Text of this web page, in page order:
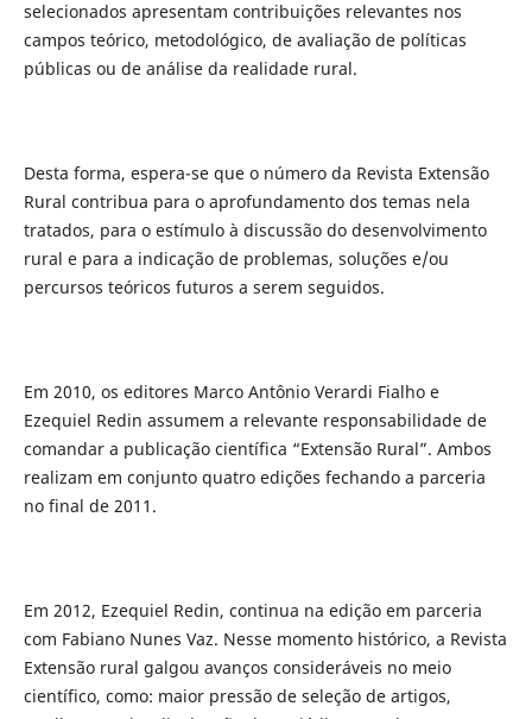
selecionados apresentam contribuições relevantes nos
campos teórico, metodológico, de avaliação de políticas
públicas ou de análise da realidade rural.
Desta forma, espera-se que o número da Revista Extensão
Rural contribua para o aprofundamento dos temas nela
tratados, para o estímulo à discussão do desenvolvimento
rural e para a indicação de problemas, soluções e/ou
percursos teóricos futuros a serem seguidos.
Em 2010, os editores Marco Antônio Verardi Fialho e
Ezequiel Redin assumem a relevante responsabilidade de
comandar a publicação científica “Extensão Rural”. Ambos
realizam em conjunto quatro edições fechando a parceria
no final de 2011.
Em 2012, Ezequiel Redin, continua na edição em parceria
com Fabiano Nunes Vaz. Nesse momento histórico, a Revista
Extensão rural galgou avanços consideráveis no meio
científico, como: maior pressão de seleção de artigos,